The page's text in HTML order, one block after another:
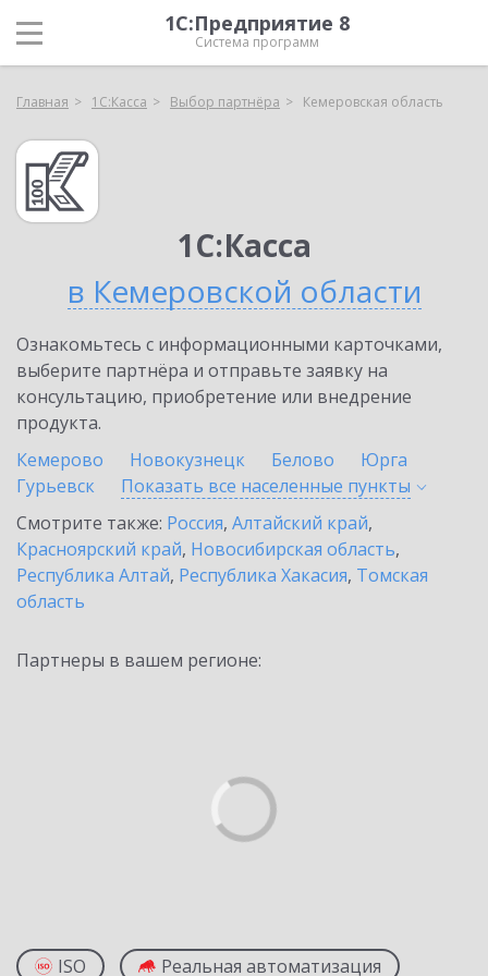
1С:Предприятие 8
Система программ
Главная 1С:Касса Выбор партнёра Кемеровская область
1С:Касса
в Кемеровской области
Ознакомьтесь с информационными карточками,
выберите партнёра и отправьте заявку на
консультацию, приобретение или внедрение
продукта.
Кемерово
Новокузнецк Белово
Юрга
Гурьевск
Показать все населенные пункты
Смотрите также: Россия, Алтайский край,
Красноярский край, Новосибирская область,
Республика Алтай, Республика Хакасия, Томская
область
Партнеры в вашем регионе:
ISO Реальная автоматизация